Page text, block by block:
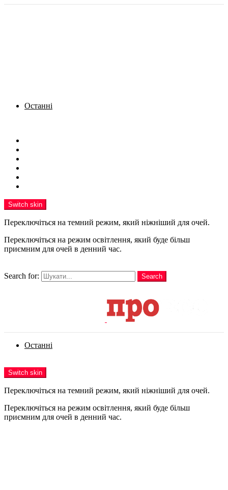
Останні
Switch skin
Переключіться на темний режим, який ніжніший для очей.
Переключіться на режим освітлення, який буде більш
приємним для очей в денний час.
Search for:
Search
Останні
Switch skin
Переключіться на темний режим, який ніжніший для очей.
Переключіться на режим освітлення, який буде більш
приємним для очей в денний час.